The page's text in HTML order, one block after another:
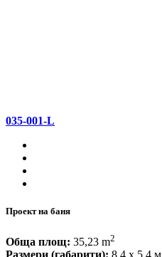
035-001-L
Проект на баня
Обща площ: 35,23 m2